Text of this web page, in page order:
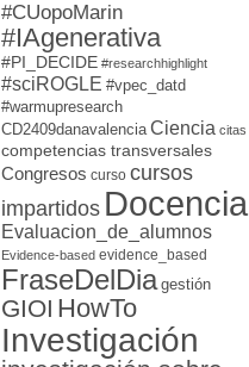
#CUopoMarin
#IAgenerativa
#PI_DECIDE #researchhighlight
#sciROGLE #vpec_datd
#warmupresearch
CD2409danavalencia Ciencia citas
competencias transversales
Congresos curso cursos
impartidos Docencia
Evaluacion_de_alumnos
Evidence-based evidence_based
FraseDelDia gestión
GIOI HowTo
Investigación